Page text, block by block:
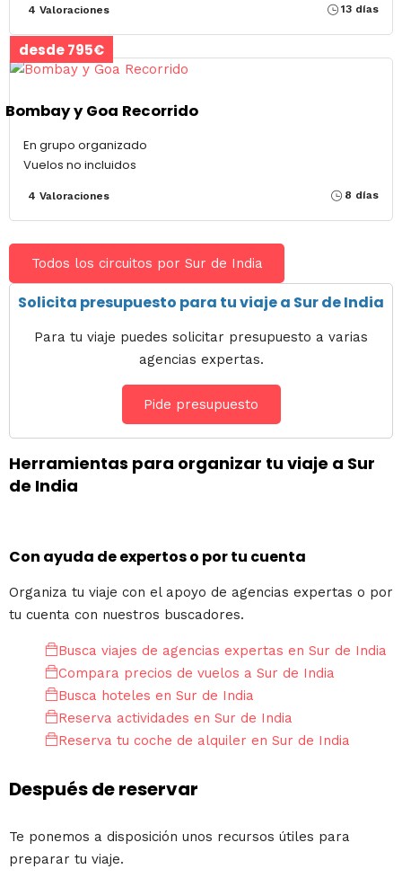
4 Valoraciones 13 días
desde 795€
Bombay y Goa Recorrido
En grupo organizado
Vuelos no incluidos
4 Valoraciones 8 días
Todos los circuitos por Sur de India
Solicita presupuesto para tu viaje a Sur de India
Para tu viaje puedes solicitar presupuesto a varias
agencias expertas.
Pide presupuesto
Herramientas para organizar tu viaje a Sur
de India
Con ayuda de expertos o por tu cuenta
Organiza tu viaje con el apoyo de agencias expertas o por
tu cuenta con nuestros buscadores.
Busca viajes de agencias expertas en Sur de India
Compara precios de vuelos a Sur de India
Busca hoteles en Sur de India
Reserva actividades en Sur de India
Reserva tu coche de alquiler en Sur de India
Después de reservar
Te ponemos a disposición unos recursos útiles para
preparar tu viaje.